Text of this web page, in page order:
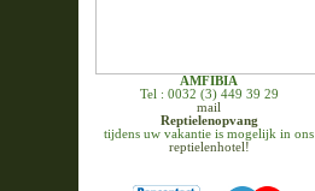
AMFIBIA
Tel : 0032 (3) 449 39 29
mail
Reptielenopvang
tijdens uw vakantie is mogelijk in ons
reptielenhotel!